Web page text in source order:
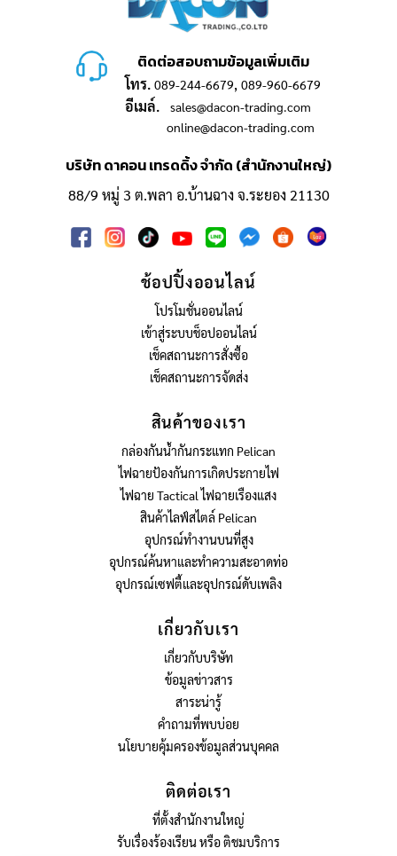
ติดต่อสอบถามข้อมูลเพิ่มเติม
โทร. 089-244-6679, 089-960-6679
อีเมล์.
sales@dacon-trading.com
online@dacon-trading.com
บริษัท ดาคอน เทรดดิ้ง จำกัด (สำนักงานใหญ่)
88/9 หมู่ 3 ต.พลา อ.บ้านฉาง จ.ระยอง 21130
ช้อปปิ้งออนไลน์
โปรโมชั่นออนไลน์
เข้าสู่ระบบช็อปออนไลน์
เช็คสถานะการสั่งซื้อ
เช็คสถานะการจัดส่ง
สินค้าของเรา
กล่องกันน้ำกันกระแทก Pelican
ไฟฉายป้องกันการเกิดประกายไฟ
ไฟฉาย Tactical ไฟฉายเรืองแสง
สินค้าไลฟ์สไตล์ Pelican
อุปกรณ์ทำงานบนที่สูง
อุปกรณ์ค้นหาและทำความสะอาดท่อ
อุปกรณ์เซฟตี้และอุปกรณ์ดับเพลิง
เกี่ยวกับเรา
เกี่ยวกับบริษัท
ข้อมูลข่าวสาร
สาระน่ารู้
คำถามที่พบบ่อย
นโยบายคุ้มครองข้อมูลส่วนบุคคล
ติดต่อเรา
ที่ตั้งสำนักงานใหญ่
รับเรื่องร้องเรียน หรือ ติชมบริการ